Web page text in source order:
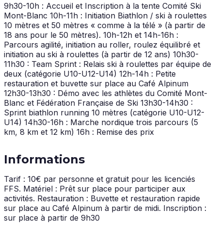
9h30-10h : Accueil et Inscription à la tente Comité Ski
Mont-Blanc 10h-11h : Initiation Biathlon / ski à roulettes
10 mètres et 50 mètres « comme à la télé » (à partir de
18 ans pour le 50 mètres). 10h-12h et 14h-16h :
Parcours agilité, initiation au roller, roulez équilibré et
initiation au ski à roulettes (à partir de 12 ans) 10h30-
11h30 : Team Sprint : Relais ski à roulettes par équipe de
deux (catégorie U10-U12-U14) 12h-14h : Petite
restauration et buvette sur place au Café Alpinum
12h30-13h30 : Démo avec les athlètes du Comité Mont-
Blanc et Fédération Française de Ski 13h30-14h30 :
Sprint biathlon running 10 mètres (catégorie U10-U12-
U14) 14h30-16h : Marche nordique trois parcours (5
km, 8 km et 12 km) 16h : Remise des prix
Informations
Tarif : 10€ par personne et gratuit pour les licenciés
FFS. Matériel : Prêt sur place pour participer aux
activités. Restauration : Buvette et restauration rapide
sur place au Café Alpinum à partir de midi. Inscription :
sur place à partir de 9h30